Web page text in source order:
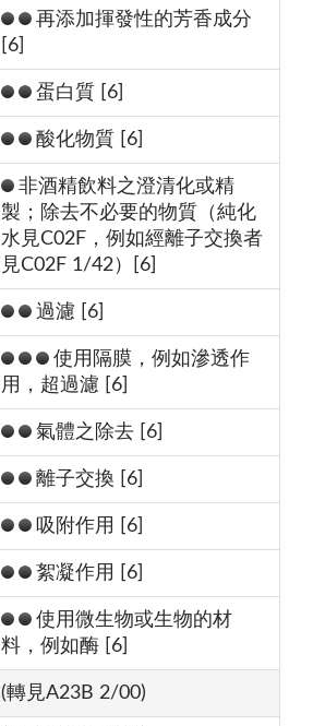
再添加揮發性的芳香成分
[6]
蛋白質 [6]
酸化物質 [6]
非酒精飲料之澄清化或精
製；除去不必要的物質（純化
水見C02F，例如經離子交換者
見C02F 1/42）[6]
過濾 [6]
使用隔膜，例如滲透作
用，超過濾 [6]
氣體之除去 [6]
離子交換 [6]
吸附作用 [6]
絮凝作用 [6]
使用微生物或生物的材
料，例如酶 [6]
(轉見A23B 2/00)